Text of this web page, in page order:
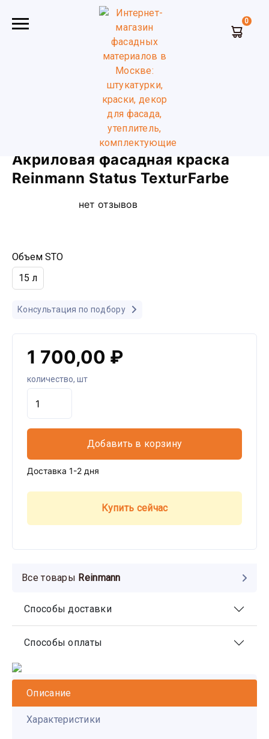
0
Краски строительные
краска Reinmann Status TexturFarbe
Акриловая фасадная краска
Reinmann Status TexturFarbe
нет отзывов
Объем STO
15 л
Консультация по подбору
1 700,00 ₽
количество, шт
Добавить в корзину
Доставка 1-2 дня
Купить сейчас
Все товары Reinmann
Способы доставки
Способы оплаты
Описание
Характеристики